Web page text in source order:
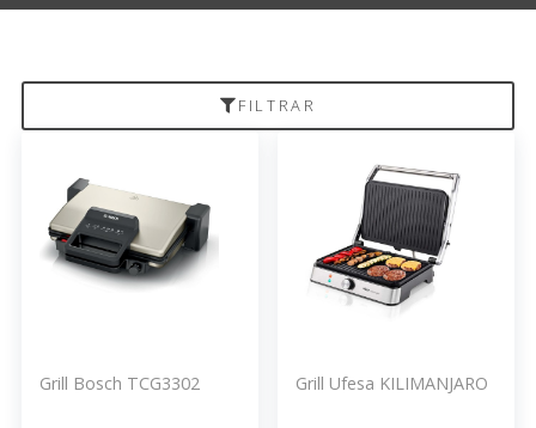
FILTRAR
Grill Bosch TCG3302 Grill Ufesa KILIMANJARO